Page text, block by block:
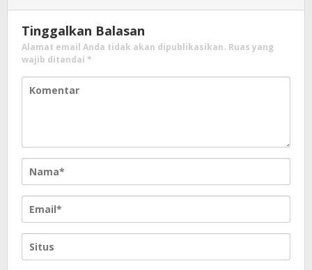
Tinggalkan Balasan
Alamat email Anda tidak akan dipublikasikan. Ruas yang
wajib ditandai *